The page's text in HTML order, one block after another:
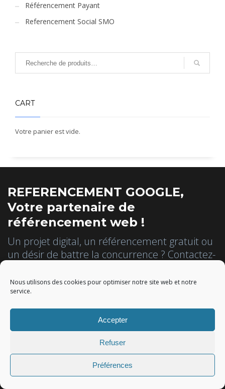
Nous utilisons des cookies pour optimiser notre site web et notre
service.
Accepter
Refuser
Préférences
Référencement Payant
Referencement Social SMO
CART
Votre panier est vide.
REFERENCEMENT GOOGLE,
Votre partenaire de
référencement web !
Un projet digital, un référencement gratuit ou
un désir de battre la concurrence ? Contactez-
Obtenez un devis personnalisé !
Inscrivez-vous à la Newsletter